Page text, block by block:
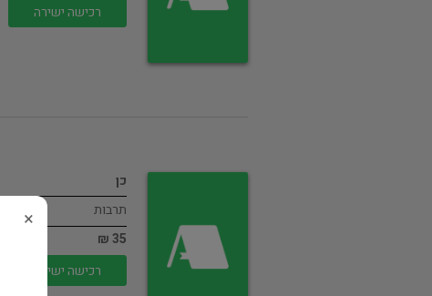
רכישה ישירה
כן
תרבות
35 ₪
רכישה ישירה
×